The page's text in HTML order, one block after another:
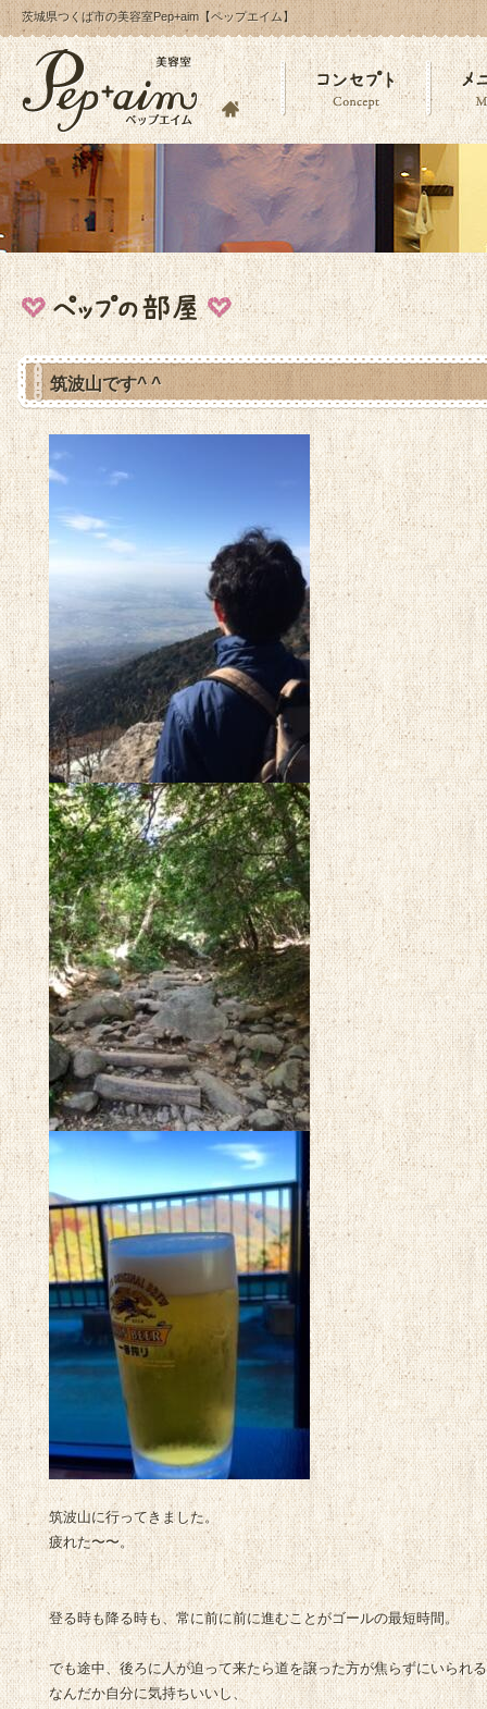
茨城県つくば市の美容室Pep+aim【ペップエイム】
筑波山です^ ^
筑波山に行ってきました。
疲れた〜〜。
登る時も降る時も、常に前に前に進むことがゴールの最短時間。
でも途中、後ろに人が迫って来たら道を譲った方が焦らずにいられ
なんだか自分に気持ちいいし、